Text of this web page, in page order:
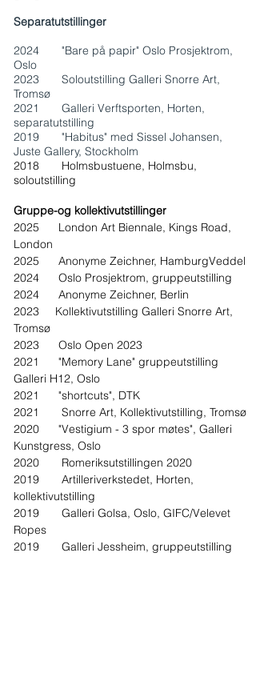
Separatutstillinger
2024 "Bare på papir" Oslo Prosjektrom,
Oslo
2023 Soloutstilling Galleri Snorre Art,
Tromsø
2021 Galleri Verftsporten, Horten,
separatutstilling
2019 "Habitus" med Sissel Johansen,
Juste Gallery, Stockholm
2018 Holmsbustuene, Holmsbu,
soloutstilling
Gruppe-og kollektivutstillinger
2025 London Art Biennale, Kings Road,
London
2025 Anonyme Zeichner, HamburgVeddel
2024 Oslo Prosjektrom, gruppeutstilling
2024 Anonyme Zeichner, Berlin
2023 Kollektivutstilling Galleri Snorre Art,
Tromsø
2023 Oslo Open 2023
2021 "Memory Lane" gruppeutstilling
Galleri H12, Oslo
2021 "shortcuts", DTK
2021 Snorre Art, Kollektivutstilling, Tromsø
2020 "Vestigium - 3 spor møtes", Galleri
Kunstgress, Oslo
2020 Romeriksutstillingen 2020
2019 Artilleriverkstedet, Horten,
kollektivutstilling
2019 Galleri Golsa, Oslo, GIFC/Velevet
Ropes
2019 Galleri Jessheim, gruppeutstilling